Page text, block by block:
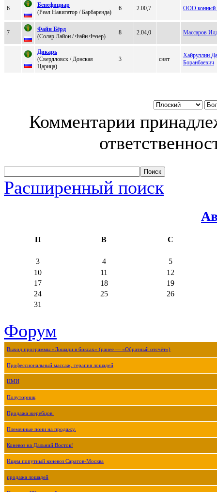
6
Бенефициар
(Peал Навигатор / Баpбаpенда)
6 2.00,7 ООО конный
7
Фaйн Бёpд
(Coлaр Лaйoн / Файн Фэзеp)
8 2.04,0 Массаров
Дикaрь
(Cвеpдлoвcк / Дoнская
Цаpица)
3 снят
Хайруллин
Боранбаевич
Комментарии
Расширенный поиск
П В С
3 4
5
10
11
12
17
18
19
24
25
26
31
Форум
Выход программы «Лошади в боксах» (ранее — «Обратный отсчёт»)
Профессиональный массаж, терапия лошадей
ЦМИ
Полуторник
Продажа жеребцов.
Племенные пони на продажу.
Коневоз на Дальний Восток!
Ищем попутный коневоз Саратов-Москва
продажа лошадей